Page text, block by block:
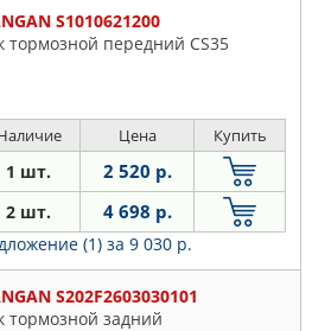
S1010621200
тормозной передний CS35
Цена Купить
1 шт. 2 520 р.
2 шт. 4 698 р.
(1) за 9 030 р.
S202F2603030101
тормозной задний